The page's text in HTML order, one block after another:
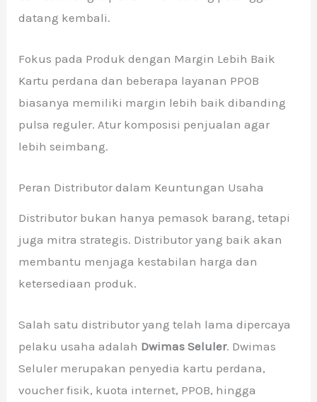
datang kembali.
Fokus pada Produk dengan Margin Lebih Baik
Kartu perdana dan beberapa layanan PPOB
biasanya memiliki margin lebih baik dibanding
pulsa reguler. Atur komposisi penjualan agar
lebih seimbang.
Peran Distributor dalam Keuntungan Usaha
Distributor bukan hanya pemasok barang, tetapi
juga mitra strategis. Distributor yang baik akan
membantu menjaga kestabilan harga dan
ketersediaan produk.
Salah satu distributor yang telah lama dipercaya
pelaku usaha adalah Dwimas Seluler. Dwimas
Seluler merupakan penyedia kartu perdana,
voucher fisik, kuota internet, PPOB, hingga